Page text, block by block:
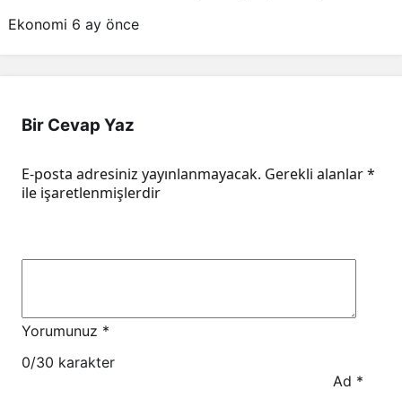
Ekonomi 6 ay önce
Bir Cevap Yaz
E-posta adresiniz yayınlanmayacak. Gerekli alanlar*
ile işaretlenmişlerdir
Yorumunuz *
0/30 karakter
Ad *